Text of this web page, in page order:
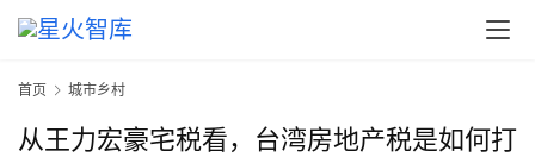
首页 城市乡村
从王力宏豪宅税看，台湾房地产税是如何打